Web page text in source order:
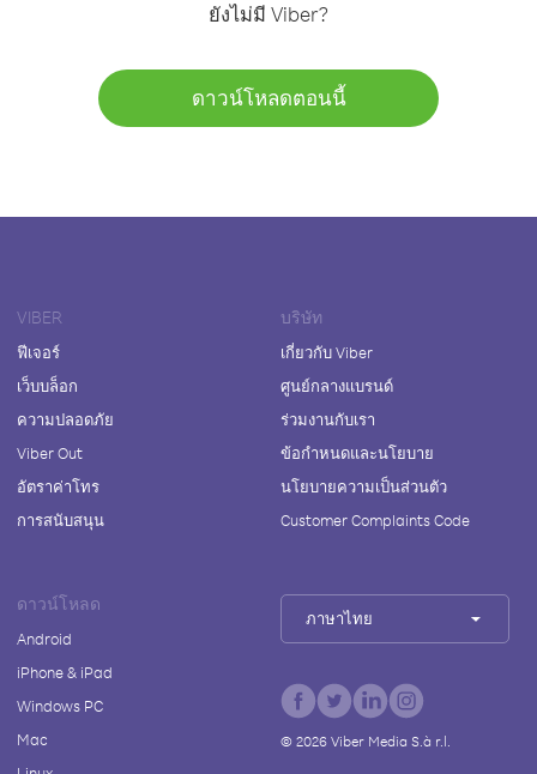
ยังไม่มี Viber?
ดาวน์โหลดตอนนี้
VIBER
ฟีเจอร์
เว็บบล็อก
ความปลอดภัย
Viber Out
อัตราค่าโทร
การสนับสนุน
บริษัท
เกี่ยวกับ Viber
ศูนย์กลางแบรนด์
ร่วมงานกับเรา
ข้อกำหนดและนโยบาย
นโยบายความเป็นส่วนตัว
Customer Complaints Code
ดาวน์โหลด
Android
iPhone & iPad
Windows PC
Mac
ภาษาไทย
© 2026Viber Media S.à r.l.